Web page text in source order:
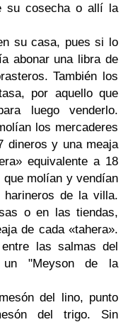
su cosecha o allí la
su casa, pues si lo
abonar una libra de
También los
por aquello que
luego venderlo.
los mercaderes
dineros y una meaja
equivalente a 18
molían y vendían
de la villa.
o en las tiendas,
de cada «tahera».
las salmas del
un "Meyson de la
del lino, punto
del trigo. Sin